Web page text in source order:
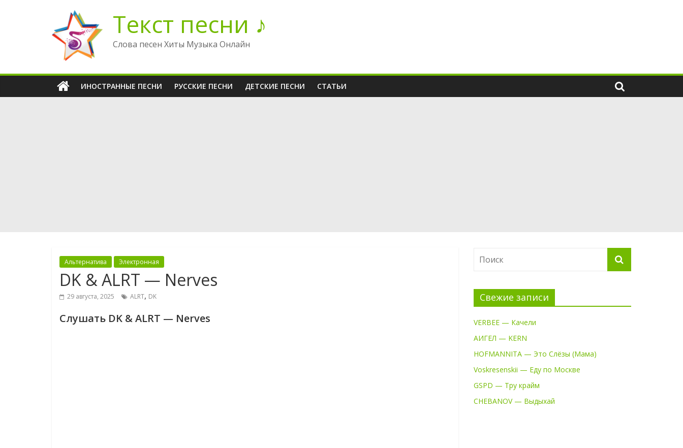
содержимому
Текст песни ♪
Слова песен Хиты Музыка Онлайн
ИНОСТРАННЫЕ ПЕСНИ РУССКИЕ ПЕСНИ ДЕТСКИЕ ПЕСНИ СТАТЬИ
Альтернатива Электронная
DK & ALRT — Nerves
29 августа, 2025 ALRT, DK
Слушать DK & ALRT — Nerves
Свежие записи
VERBEE — Качели
АИГЕЛ — KERN
HOFMANNITA — Это Слёзы (Мама)
Voskresenskii — Еду по Москве
GSPD — Тру крайм
CHEBANOV — Выдыхай